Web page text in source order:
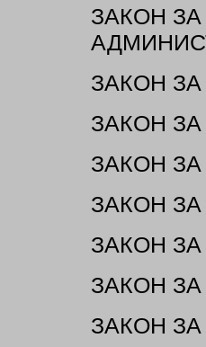
ЗАКОН
ЗАКОН
ЗАКОН
ЗАКОН
ЗАКОН
ЗАКОН
ЗАКОН
ЗАКОН